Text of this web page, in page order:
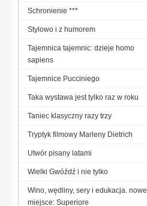
Schronienie ***
Stylowo i z humorem
Tajemnica tajemnic: dzieje homo
sapiens
Tajemnice Pucciniego
Taka wystawa jest tylko raz w roku
Taniec klasyczny razy trzy
Tryptyk filmowy Marleny Dietrich
Utwór pisany latami
Wielki Gwóźdź i nie tylko
Wino, wędliny, sery i edukacja. nowe
miejsce: Superiore